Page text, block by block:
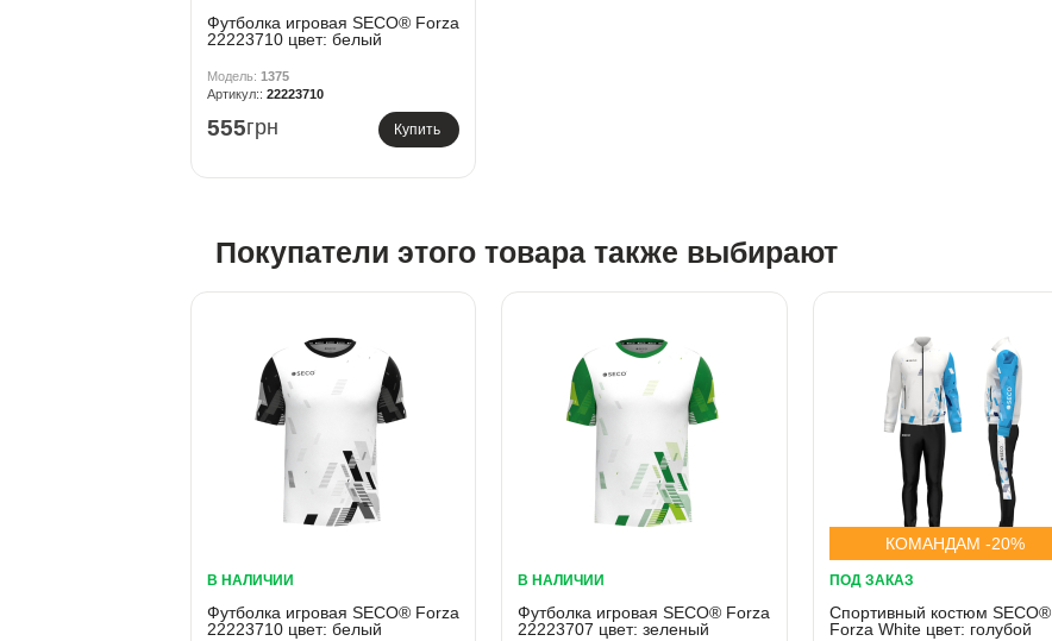
Футболка игровая SECO® Forza
22223710 цвет: белый
1375
22223710
555грн Купить
Покупатели этого товара также выбирают
В НАЛИЧИИ
Футболка игровая SECO® Forza
22223710 цвет: белый
В НАЛИЧИИ
Футболка игровая SECO® Forza
22223707 цвет: зеленый
КОМАНДАМ -20%
ПОД ЗАКАЗ
Спортивный костюм SECO®
Forza White цвет: голубой